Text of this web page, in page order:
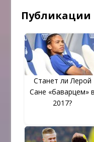
Публикации
Станет ли Лерой
Сане «баварцем» в
2017?